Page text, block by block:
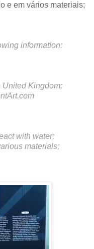
e em vários materiais;
information:
United Kingdom;
with water;
materials;